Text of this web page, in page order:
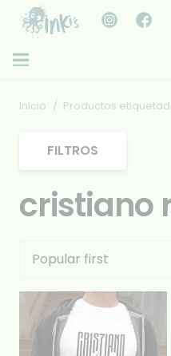
Inicio / Productos
cristiano
FILTROS